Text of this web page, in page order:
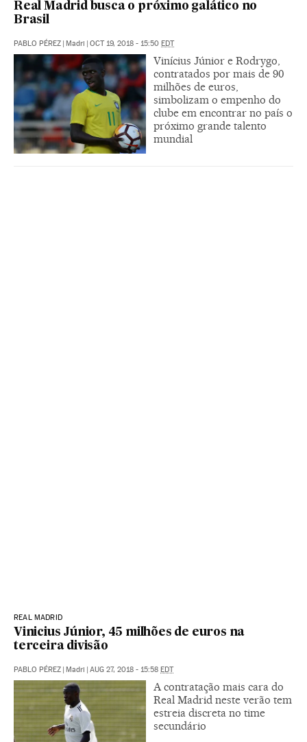
Real Madrid busca o próximo galático no
Brasil
PABLO PÉREZ Madri OCT 19, 2018 - 15:50 EDT
Vinícius Júnior e Rodrygo,
contratados por mais de 90
milhões de euros,
simbolizam o empenho do
clube em encontrar no país o
próximo grande talento
mundial
REAL MADRID
Vinicius Júnior, 45 milhões de euros na
terceira divisão
PABLO PÉREZ Madri AUG 27, 2018 - 15:58 EDT
A contratação mais cara do
Real Madrid neste verão tem
estreia discreta no time
secundário